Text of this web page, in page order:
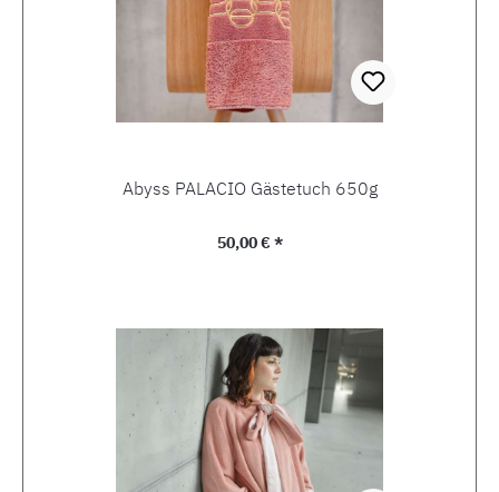
Abyss PALACIO Gästetuch 650g
Regulärer Preis:
50,00 € *